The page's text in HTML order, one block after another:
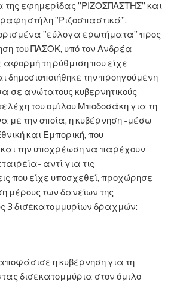
της εφημερίδας ”ΡΙΖΟΣΠΑΣΤΗΣ” και
στήλη ”Ριζοσπαστικά”,
”εύλογα ερωτήματα” προς
του ΠΑΣΟΚ, υπό τον Ανδρέα
τη ρύθμιση που είχε
δημοσιοποιήθηκε την προηγούμενη
ανώτατους κυβερνητικούς
του ομίλου Μποδοσάκη για τη
την οποία, η κυβέρνηση -μέσω
και Εμπορική, που
την υποχρέωση να παρέχουν
αντί για τις
που είχε υποσχεθεί, προχώρησε
μέρους των δανείων της
3 δισεκατομμυρίων δραχμών:
η κυβέρνηση για τη
δισεκατομμύρια στον όμιλο